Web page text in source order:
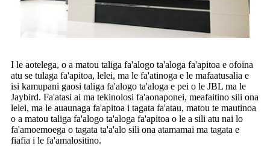
I le aotelega, o a matou taliga fa'alogo ta'aloga fa'apitoa e ofoina
atu se tulaga fa'apitoa, lelei, ma le fa'atinoga e le mafaatusalia e
isi kamupani gaosi taliga fa'alogo ta'aloga e pei o le JBL ma le
Jaybird. Fa'atasi ai ma tekinolosi fa'aonaponei, meafaitino sili ona
lelei, ma le auaunaga fa'apitoa i tagata fa'atau, matou te mautinoa
o a matou taliga fa'alogo ta'aloga fa'apitoa o le a sili atu nai lo
fa'amoemoega o tagata ta'a'alo sili ona atamamai ma tagata e
fiafia i le fa'amalositino.